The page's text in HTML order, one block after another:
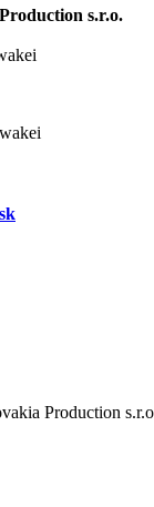
s.r.o.
Production